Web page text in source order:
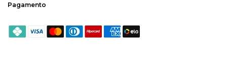
Pagamento